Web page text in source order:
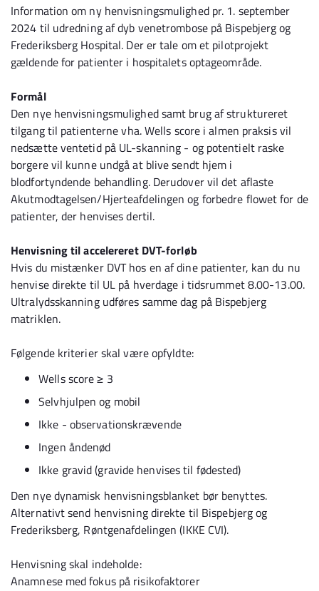
Information om ny henvisningsmulighed pr. 1. september
2024 til udredning af dyb venetrombose på Bispebjerg og
Frederiksberg Hospital. Der er tale om et pilotprojekt
gældende for patienter i hospitalets optageområde.
Formål
Den nye henvisningsmulighed samt brug af struktureret
tilgang til patienterne vha. Wells score i almen praksis vil
nedsætte ventetid på UL-skanning - og potentielt raske
borgere vil kunne undgå at blive sendt hjem i
blodfortyndende behandling. Derudover vil det aflaste
Akutmodtagelsen/Hjerteafdelingen og forbedre flowet for de
patienter, der henvises dertil.
Henvisning til accelereret DVT-forløb
Hvis du mistænker DVT hos en af dine patienter, kan du nu
henvise direkte til UL på hverdage i tidsrummet 8.00-13.00.
Ultralydsskanning udføres samme dag på Bispebjerg
matriklen.
Følgende kriterier skal være opfyldte:
Wells score ≥ 3
Selvhjulpen og mobil
Ikke - observationskrævende
Ingen åndenød
Ikke gravid (gravide henvises til fødested)
Den nye dynamisk henvisningsblanket bør benyttes.
Alternativt send henvisning direkte til Bispebjerg og
Frederiksberg, Røntgenafdelingen (IKKE CVI).
Henvisning skal indeholde:
Anamnese med fokus på risikofaktorer